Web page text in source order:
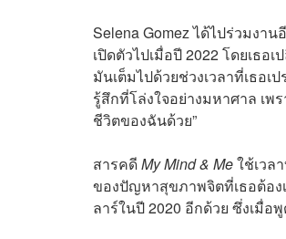
Selena Gomez ได้ไปร่วมงาน
เปิดตัวไปเมื่อปี 2022 โดยเธ
มันเต็มไปด้วยช่วงเวลาที่เธอ
รู้สึกที่โล่งใจอย่างมหาศาล เ
ชีวิตของฉันด้วย”
สารคดีMy Mind & Meใช้เวล
ของปัญหาสุขภาพจิตที่เธอต้อง
ลาร์ในปี 2020 อีกด้วย ซึ่งเมื่อ